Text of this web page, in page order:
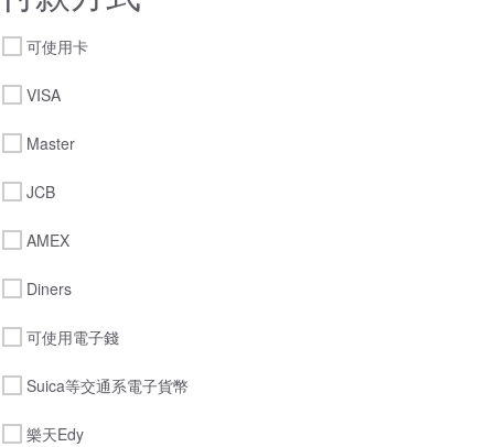
可使用卡
VISA
Master
JCB
AMEX
Diners
可使用電子錢
Suica等交通系電子貨幣
樂天Edy